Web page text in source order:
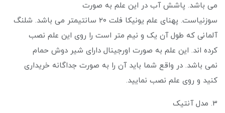
می باشد. پاشش آب در این علم به صورت
سوزنیاست. پهنای علم یونیکا فلت ۲۰ سانتیمتر می باشد. شلنگ
آلمانی که طول آن یک و نیم متر است را روی این علم نصب
کرده‌ اند. این علم به صورت اورجینال دارای شیر دوش حمام
نمی باشد. در واقع شما باید آن را به صورت جداگانه خریداری
کنید و روی علم نصب نمایید.
3. مدل آنتیک